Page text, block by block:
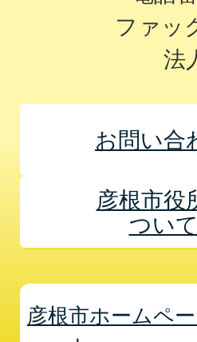
ファッ
法
お問い合
彦根市役
ついて
彦根市ホームペ